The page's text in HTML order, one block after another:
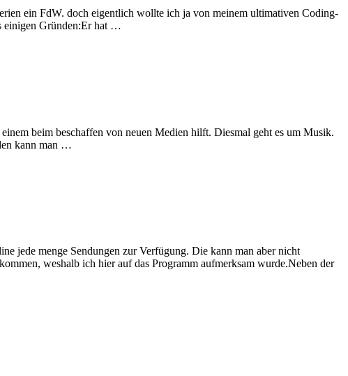
ein FdW. doch eigentlich wollte ich ja von meinem ultimativen Coding-
einigen Gründen:Er hat …
beim beschaffen von neuen Medien hilft. Diesmal geht es um Musik.
kann man …
jede menge Sendungen zur Verfügung. Die kann man aber nicht
weshalb ich hier auf das Programm aufmerksam wurde.Neben der